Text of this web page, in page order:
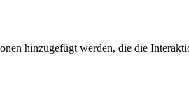
hinzugefügt werden, die die